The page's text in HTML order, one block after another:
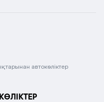
автокөліктер